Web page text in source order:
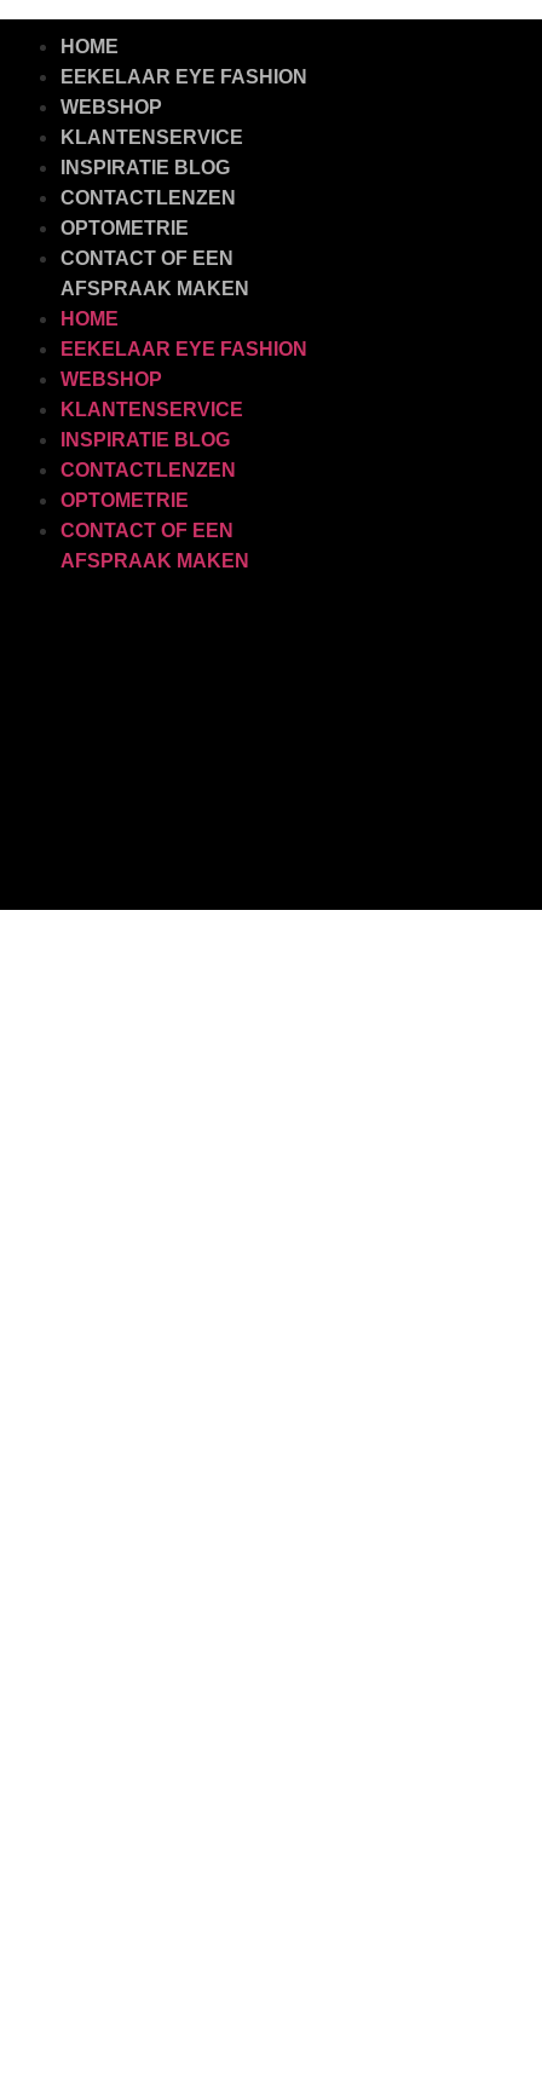
HOME
EEKELAAR EYE FASHION
WEBSHOP
KLANTENSERVICE
INSPIRATIE BLOG
CONTACTLENZEN
OPTOMETRIE
CONTACT OF EEN
AFSPRAAK MAKEN
HOME
EEKELAAR EYE FASHION
WEBSHOP
KLANTENSERVICE
INSPIRATIE BLOG
CONTACTLENZEN
OPTOMETRIE
CONTACT OF EEN
AFSPRAAK MAKEN